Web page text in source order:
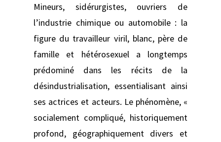
Mineurs, sidérurgistes, ouvriers de
l’industrie chimique ou automobile : la
figure du travailleur viril, blanc, père de
famille et hétérosexuel a longtemps
prédominé dans les récits de la
désindustrialisation, essentialisant ainsi
ses actrices et acteurs. Le phénomène, «
socialement compliqué, historiquement
profond, géographiquement divers et